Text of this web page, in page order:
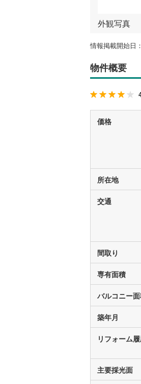
外観写真
情報掲載開始日
物件概要
価格
所在地
交通
間取り
専有面積
バルコニー
築年月
リフォーム
主要採光面